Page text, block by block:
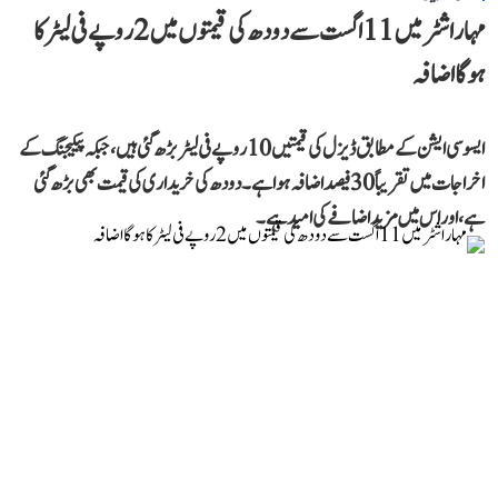
مہاراشٹر میں 11 اگست سے دودھ کی قیمتوں میں 2 روپے فی لیٹر کا
ہوگا اضافہ
ایسوسی ایشن کے مطابق ڈیزل کی قیمتیں 10 روپے فی لیٹر بڑھ گئی ہیں، جبکہ پیکیجنگ کے
اخراجات میں تقریباً 30 فیصد اضافہ ہوا ہے۔ دودھ کی خریداری کی قیمت بھی بڑھ گئی
ہے، اور اس میں مزید اضافے کی امید ہے۔